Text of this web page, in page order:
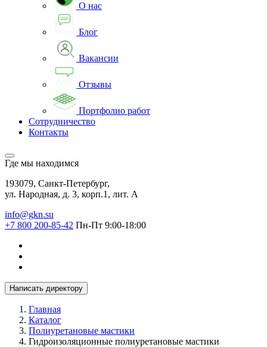
О нас
Блог
Вакансии
Отзывы
Портфолио работ
Сотрудничество
Контакты
Где мы находимся
193079, Санкт-Петербург,
ул. Народная, д. 3, корп.1, лит. А
info@gkn.su
+7 800 200-85-42 Пн-Пт 9:00-18:00
Написать директору
Главная
Каталог
Полиуретановые мастики
Гидроизоляционные полиуретановые мастики